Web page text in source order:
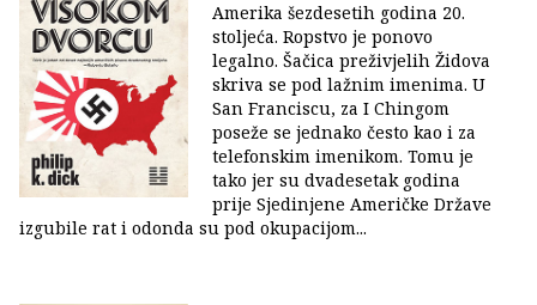
Amerika šezdesetih godina 20.
stoljeća. Ropstvo je ponovo
legalno. Šačica preživjelih Židova
skriva se pod lažnim imenima. U
San Franciscu, za I Chingom
poseže se jednako često kao i za
telefonskim imenikom. Tomu je
tako jer su dvadesetak godina
prije Sjedinjene Američke Države
izgubile rat i odonda su pod okupacijom...